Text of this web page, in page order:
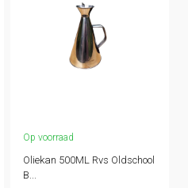
Op voorraad
Oliekan 500ML Rvs Oldschool
B...